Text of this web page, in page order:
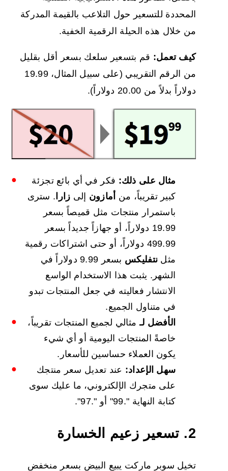
المحددة للتسعير حول التلاعب بالقيمة المدركة
من خلال هذه الحيلة الرقمية الخفية.
كيف تعمل: قم بتسعير سلعك بسعر أقل بقليل
من الرقم التقريبي (على سبيل المثال، 19.99
دولاراً بدلاً من 20.00 دولاراً).
مثال على ذلك: فكر في أي بائع تجزئة
كبير تقريباً، من أمازون إلى زارا . سترى
باستمرار منتجات مثل قميصاً بسعر
19.99 دولاراً، أو جهازاً جديداً بسعر
499.99 دولاراً، أو حتى اشتراكات رقمية
مثل نتفليكس
بسعر 9.99 دولاراً في
الشهر. يثبت هذا الاستخدام الواسع
الانتشار فعاليته في جعل المنتجات تبدو
في متناول الجميع.
الأفضل لـ مثالي لجميع المنتجات تقريباً،
خاصةً المنتجات اليومية أو أي شيء
يكون العملاء حساسين للأسعار.
سهل الإعداد: عند تعديل سعر منتجك
على متجرك الإلكتروني، ما عليك سوى
كتابة النهاية ".99" أو ".97".
2. تسعير زعيم الخسارة
تخيل سوبر ماركت يبيع البيض بسعر منخفض